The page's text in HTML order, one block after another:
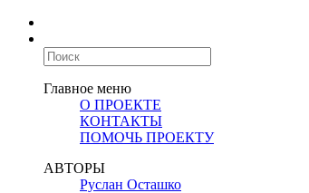
Главное меню
О ПРОЕКТЕ
КОНТАКТЫ
ПОМОЧЬ ПРОЕКТУ
АВТОРЫ
Руслан Осташко